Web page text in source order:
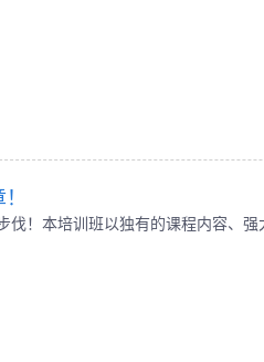
！本培训班以独有的课程内容、